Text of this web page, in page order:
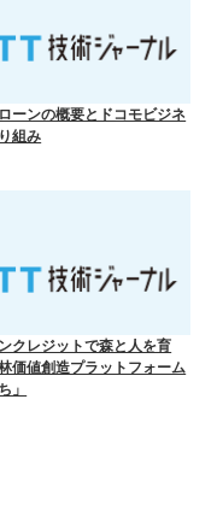
ーンの概要とドコモビジネ
組み
クレジットで森と人を育
価値創造プラットフォーム
」